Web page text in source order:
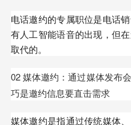
电话邀约的专属职位是电话
有人工智能语音的出现，但
取代的。
02 媒体邀约：通过媒体发布
巧是邀约信息要直击需求
媒体邀约是指通过传统媒体